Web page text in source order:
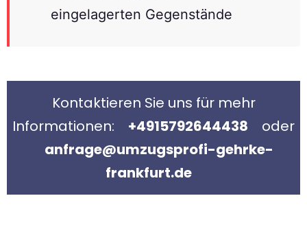
eingelagerten Gegenstände
Kontaktieren Sie uns für mehr
Informationen:
+4915792644438
oder
anfrage@umzugsprofi-gehrke-
frankfurt.de